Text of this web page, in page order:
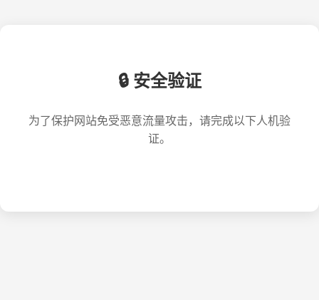
🔒 安全验证
为了保护网站免受恶意流量攻击，请完成以下人机验
证。